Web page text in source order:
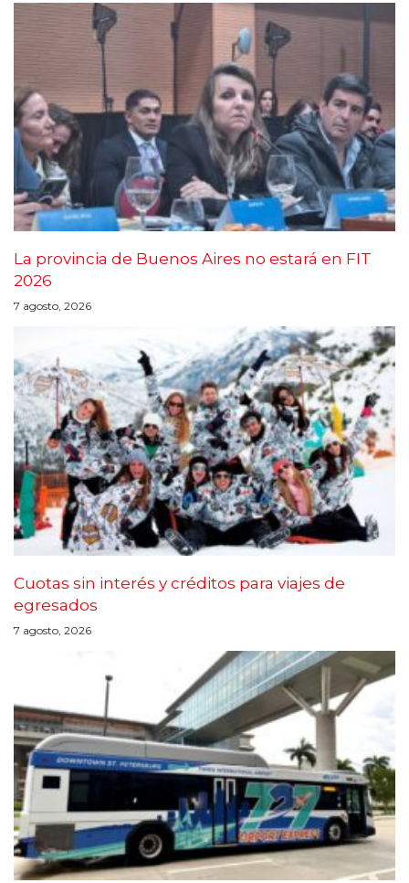
La provincia de Buenos Aires no estará en FIT
2026
7 agosto, 2026
Cuotas sin interés y créditos para viajes de
egresados
7 agosto, 2026